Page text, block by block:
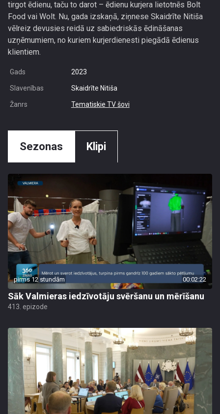
tirgot ēdienu, taču to darot – ēdienu kurjera lietotnēs Bolt
Food vai Wolt. Nu, gada izskaņā, ziņnese Skaidrīte Nitiša
vēlreiz devusies reidā uz sabiedriskās ēdināšanas
uzņēmumiem, no kuriem kurjerdienesti piegādā ēdienus
klientiem.
Gads 2023
Slavenības Skaidrīte Nitiša
Žanrs Tematiskie TV šovi
Sezonas Klipi
pirms 12 stundām 00:02:22
Sāk Valmieras iedzīvotāju svēršanu un mērīšanu
413. epizode